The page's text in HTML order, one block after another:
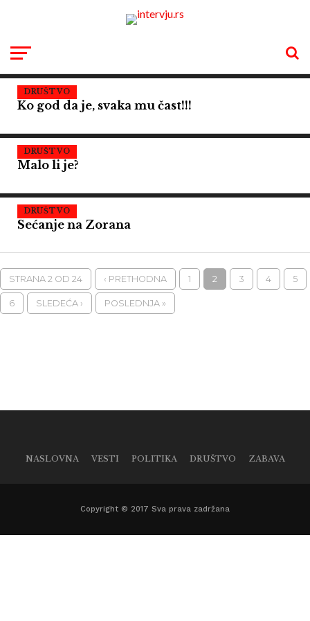
DRUŠTVO
Ko god da je, svaka mu čast!!!
DRUŠTVO
Malo li je?
DRUŠTVO
Sećanje na Zorana
STRANA 2 OD 24 ‹ PRETHODNA 1 2 3 4 5
6 SLEDEĆA › POSLEDNJA »
NASLOVNA VESTI POLITIKA DRUŠTVO ZABAVA
Copyright © 2017 Sva prava zadržana